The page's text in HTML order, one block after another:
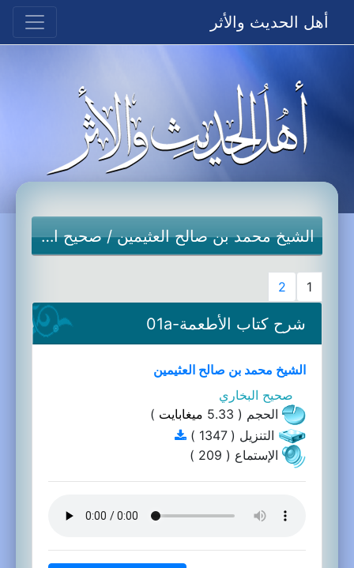
أهل الحديث والأثر
الشيخ محمد بن صالح العثيمين/صحيح البخاري
1
2
شرح كتاب الأطعمة-01a
الشيخ محمد بن صالح العثيمين
صحيح البخاري
الحجم ( 5.33
ميغابايت )
التنزيل ( 1347 )
الإستماع ( 209 )